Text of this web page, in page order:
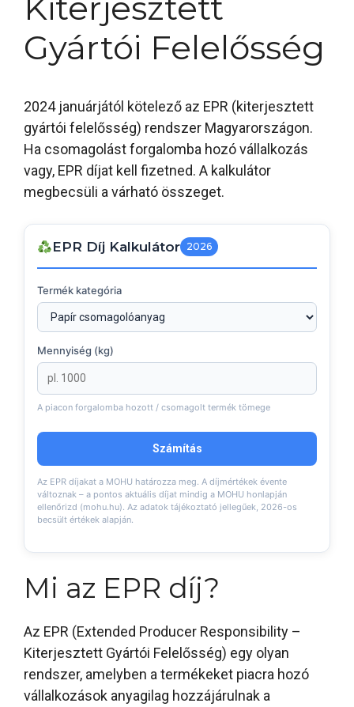
Gyártói Felelősség
2024 januárjától kötelező az EPR (kiterjesztett
gyártói felelősség) rendszer Magyarországon.
Ha csomagolást forgalomba hozó vállalkozás
vagy, EPR díjat kell fizetned. A kalkulátor
megbecsüli a várható összeget.
EPR Díj Kalkulátor 2026
Termék kategória
Mennyiség (kg)
A piacon forgalomba hozott / csomagolt termék tömege
Számítás
Az EPR díjakat a MOHU határozza meg. A díjmértékek évente
változnak – a pontos aktuális díjat mindig a MOHU honlapján
ellenőrizd (mohu.hu). Az adatok tájékoztató jellegűek, 2026-os
becsült értékek alapján.
Mi az EPR díj?
Az EPR (Extended Producer Responsibility –
Kiterjesztett Gyártói Felelősség) egy olyan
rendszer, amelyben a termékeket piacra hozó
vállalkozások anyagilag hozzájárulnak a